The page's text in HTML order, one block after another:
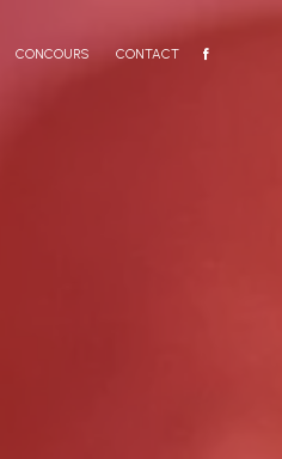
CONCOURS CONTACT